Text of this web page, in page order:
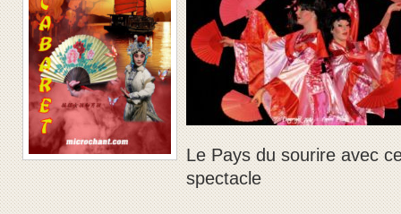
Le Pays du sourire avec
spectacle